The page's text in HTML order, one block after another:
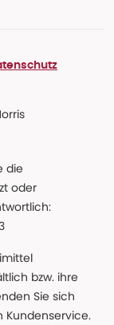
die
oder
bzw. ihre
Sie sich
Kundenservice.